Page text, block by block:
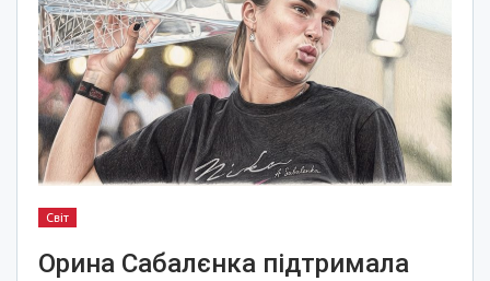
Світ
Орина Сабалєнка підтримала